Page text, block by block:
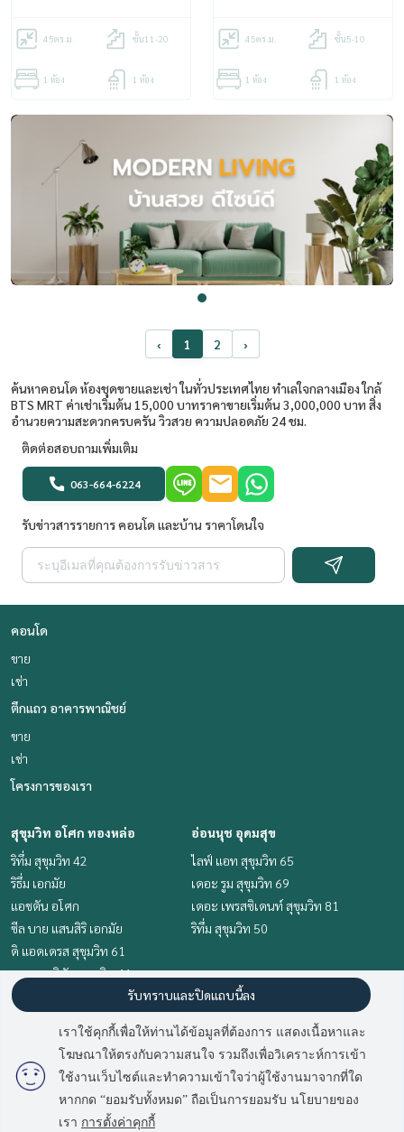
45ตร.ม. ชั้น11-20
1 ห้อง 1 ห้อง
45ตร.ม. ชั้น5-10
1 ห้อง 1 ห้อง
‹ 1 2 ›
ค้นหาคอนโด ห้องชุดขายและเช่า ในทั่วประเทศไทย ทำเลใจกลางเมือง ใกล้
BTS MRT ค่าเช่าเริ่มต้น 15,000 บาทราคาขายเริ่มต้น 3,000,000 บาท สิ่ง
อำนวยความสะดวกครบครัน วิวสวย ความปลอดภัย 24 ชม.
ติดต่อสอบถามเพิ่มเติม
063-664-6224
รับข่าวสารรายการ คอนโด และบ้าน ราคาโดนใจ
คอนโด
ขาย
เช่า
ตึกแถว อาคารพาณิชย์
ขาย
เช่า
โครงการของเรา
สุขุมวิท อโศก ทองหล่อ
ริทึ่ม สุขุมวิท 42
ริธึ่ม เอกมัย
แอชตัน อโศก
ซีล บาย แสนสิริ เอกมัย
ดิ แอดเดรส สุขุมวิท 61
เดอะ เมดิสัน สุขุมวิท 41
เอช คิว ทองหล่อ
อ่อนนุช อุดมสุข
ไลฟ์ แอท สุขุมวิท 65
เดอะ รูม สุขุมวิท 69
เดอะ เพรสซิเดนท์ สุขุมวิท 81
ริทึ่ม สุขุมวิท 50
ทำเลน่าสนใจ
อ่อนนุช อุดมสุข
สุขุมวิท อโศก ทองหล่อ
ข้อตกลงและเงื่อนไข
นโยบายความเป็นส่วนตัว
เกี่ยวกับเรา
เราใช้คุกกี้เพื่อให้ท่านได้ข้อมูลที่ต้องการ แสดงเนื้อหาและ
โฆษณาให้ตรงกับความสนใจ รวมถึงเพื่อวิเคราะห์การเข้า
ใช้งานเว็บไซต์และทำความเข้าใจว่าผู้ใช้งานมาจากที่ใด
หากกด “ยอมรับทั้งหมด” ถือเป็นการยอมรับ นโยบายของ
เรา การตั้งค่าคุกกี้
รับทราบและปิดแถบนี้ลง